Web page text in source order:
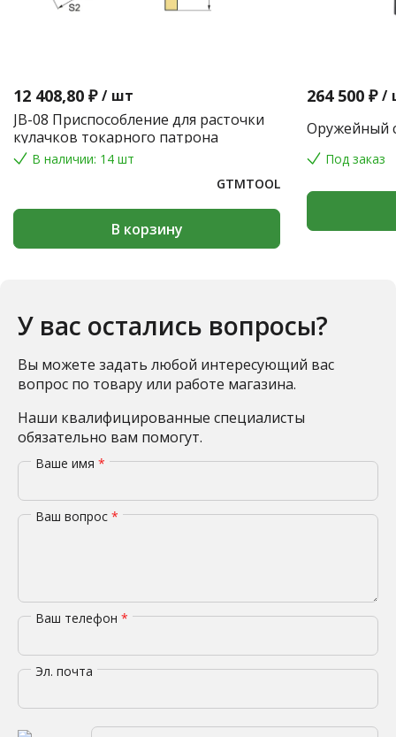
12 408,80 ₽ / шт
JB-08 Приспособление для расточки
кулачков токарного патрона
В наличии: 14 шт
GTMTOOL
В корзину
264 500 ₽ /
Оружейный
Под заказ
У вас остались вопросы?
Вы можете задать любой интересующий вас
вопрос по товару или работе магазина.
Наши квалифицированные специалисты
обязательно вам помогут.
Ваше имя *
Ваш вопрос *
Ваш телефон *
Эл. почта